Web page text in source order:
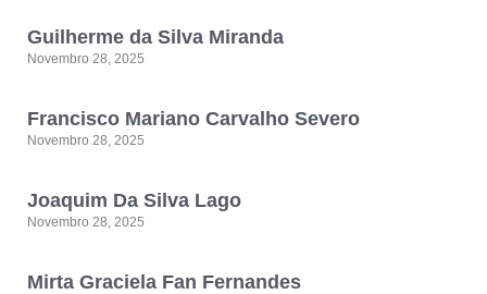
Guilherme da Silva Miranda
Novembro 28, 2025
Francisco Mariano Carvalho Severo
Novembro 28, 2025
Joaquim Da Silva Lago
Novembro 28, 2025
Mirta Graciela Fan Fernandes